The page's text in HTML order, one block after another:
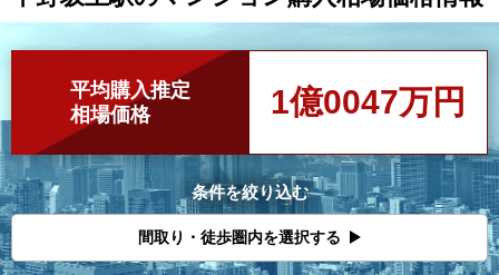
平均購入推定
相場価格
1億0047万円
条件を絞り込む
間取り・徒歩圏内を選択する